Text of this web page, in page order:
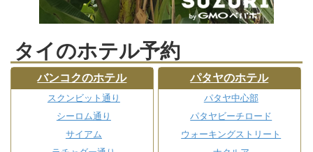
タイのホテル予約
バンコクのホテル
スクンビット通り
シーロム通り
サイアム
パタヤのホテル
パタヤ中心部
パタヤビーチロード
ウォーキングストリート